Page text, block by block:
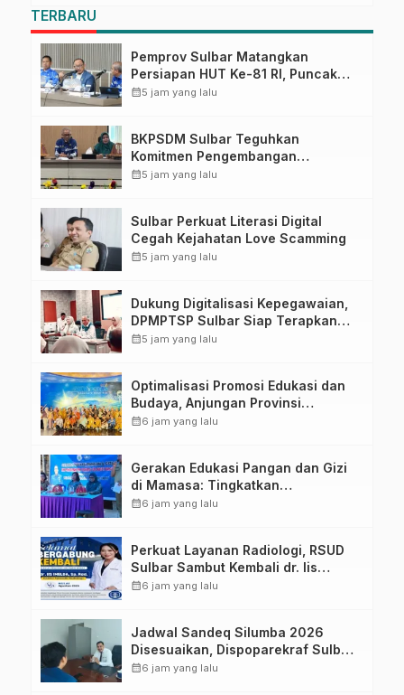
TERBARU
Pemprov Sulbar Matangkan
Persiapan HUT Ke-81 RI, Puncak
Upacara di Lapangan Ahmad
calendar_month5 jam yang lalu
BKPSDM Sulbar Teguhkan
Komitmen Pengembangan
Kompetensi ASN melalui
calendar_month5 jam yang lalu
Sulbar Perkuat Literasi Digital
Cegah Kejahatan Love Scamming
calendar_month5 jam yang lalu
Dukung Digitalisasi Kepegawaian,
DPMPTSP Sulbar Siap Terapkan
Aplikasi FLEKSI ASN
calendar_month5 jam yang lalu
Optimalisasi Promosi Edukasi dan
Budaya, Anjungan Provinsi
Sulawesi Barat Perkuat Kolaborasi
calendar_month6 jam yang lalu
Gerakan Edukasi Pangan dan Gizi
di Mamasa: Tingkatkan
Pengetahuan dan Keterampilan
calendar_month6 jam yang lalu
Perkuat Layanan Radiologi, RSUD
Sulbar Sambut Kembali dr. Iis
Imelda, Sp.Rad
calendar_month6 jam yang lalu
Jadwal Sandeq Silumba 2026
Disesuaikan, Dispoparekraf Sulbar
Pastikan Persiapan Tetap
calendar_month6 jam yang lalu